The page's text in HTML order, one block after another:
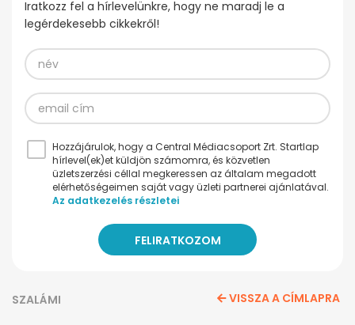
Iratkozz fel a hírlevelünkre, hogy ne maradj le a
legérdekesebb cikkekről!
Hozzájárulok, hogy a Central Médiacsoport Zrt. Startlap
hírlevel(ek)et küldjön számomra, és közvetlen
üzletszerzési céllal megkeressen az általam megadott
elérhetőségeimen saját vagy üzleti partnerei ajánlatával.
Az adatkezelés részletei
SZALÁMI VISSZA A CÍMLAPRA